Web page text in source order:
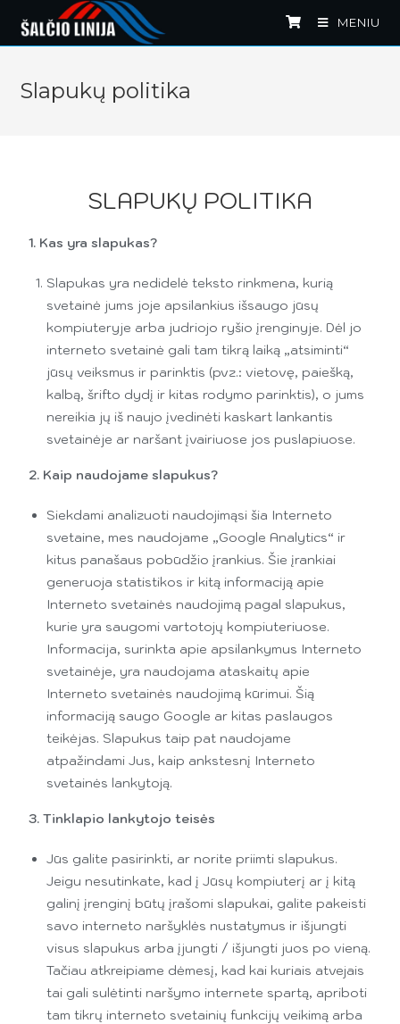
MENIU
Slapukų politika
SLAPUKŲ POLITIKA
1. Kas yra slapukas?
Slapukas yra nedidelė teksto rinkmena, kurią
svetainė jums joje apsilankius išsaugo jūsų
kompiuteryje arba judriojo ryšio įrenginyje. Dėl jo
interneto svetainė gali tam tikrą laiką „atsiminti“
jūsų veiksmus ir parinktis (pvz.: vietovę, paiešką,
kalbą, šrifto dydį ir kitas rodymo parinktis), o jums
nereikia jų iš naujo įvedinėti kaskart lankantis
svetainėje ar naršant įvairiuose jos puslapiuose.
2. Kaip naudojame slapukus?
Siekdami analizuoti naudojimąsi šia Interneto
svetaine, mes naudojame „Google Analytics“ ir
kitus panašaus pobūdžio įrankius. Šie įrankiai
generuoja statistikos ir kitą informaciją apie
Interneto svetainės naudojimą pagal slapukus,
kurie yra saugomi vartotojų kompiuteriuose.
Informacija, surinkta apie apsilankymus Interneto
svetainėje, yra naudojama ataskaitų apie
Interneto svetainės naudojimą kūrimui. Šią
informaciją saugo Google ar kitas paslaugos
teikėjas. Slapukus taip pat naudojame
atpažindami Jus, kaip ankstesnį Interneto
svetainės lankytoją.
3. Tinklapio lankytojo teisės
Jūs galite pasirinkti, ar norite priimti slapukus.
Jeigu nesutinkate, kad į Jūsų kompiuterį ar į kitą
galinį įrenginį būtų įrašomi slapukai, galite pakeisti
savo interneto naršyklės nustatymus ir išjungti
visus slapukus arba įjungti / išjungti juos po vieną.
Tačiau atkreipiame dėmesį, kad kai kuriais atvejais
tai gali sulėtinti naršymo internete spartą, apriboti
tam tikrų interneto svetainių funkcijų veikimą arba